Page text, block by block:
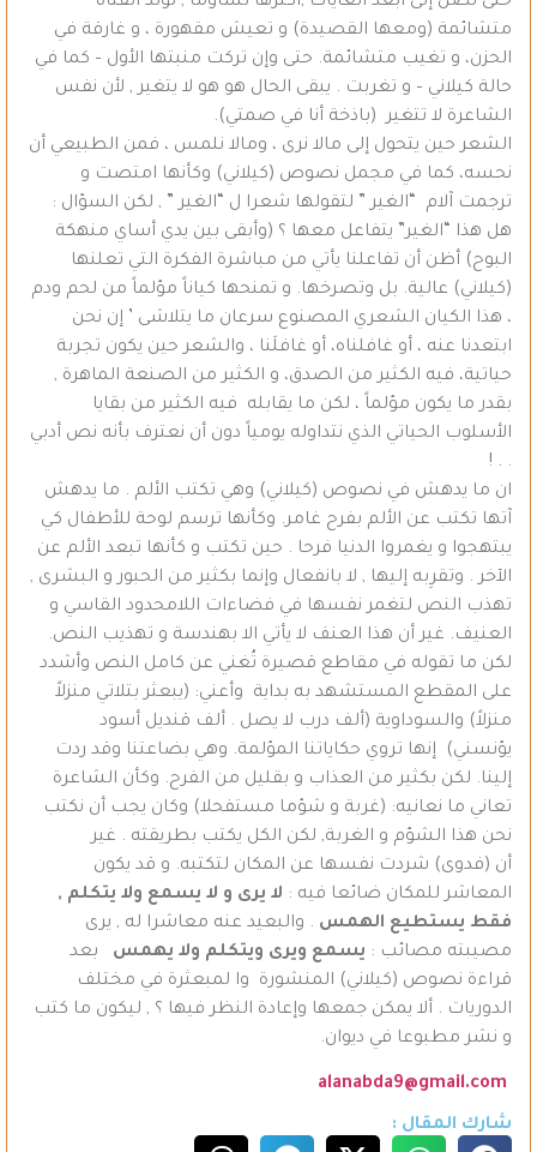
متشائمة (ومعها القصيدة) و تعيش مقهورة ، و غارقة في
الحزن، و تغيب متشائمة. حتى وإن تركت منبتها الأول – كما في
حالة كيلاني – و تغربت . يبقى الحال هو هو لا يتغير , لأن نفس
الشاعرة لا تتغير (باذخة أنا في صمتي).
الشعر حين يتحول إلى مالا نرى ، ومالا نلمس ، فمن الطبيعي أن
نحسه، كما في مجمل نصوص (كيلاني) وكأنها امتصت و
ترجمت آلام “الغير ” لتقولها شعرا ل “الغير ” , لكن السؤال :
هل هذا “الغير” يتفاعل معها ؟ (وأبقى بين يدي أساي منهكة
البوح) أظن أن تفاعلنا يأتي من مباشرة الفكرة التي تعلنها
(كيلاني) عالية. بل وتصرخها. و تمنحها كياناً مؤلماً من لحم ودم
، هذا الكيان الشعري المصنوع سرعان ما يتلاشى ’ إن نحن
ابتعدنا عنه ، أو غافلناه، أو غافلَنا ، والشعر حين يكون تجربة
حياتية، فيه الكثير من الصدق، و الكثير من الصنعة الماهرة ,
بقدر ما يكون مؤلماً ، لكن ما يقابله فيه الكثير من بقايا
الأسلوب الحياتي الذي نتداوله يومياً دون أن نعترف بأنه نص أدبي
. . !
ان ما يدهش في نصوص (كيلاني) وهي تكتب الألم . ما يدهش
آتها تكتب عن الألم بفرح غامر. وكأنها ترسم لوحة للأطفال كي
يبتهجوا و يغمروا الدنيا فرحا . حين تكتب و كأنها تبعد الألم عن
الآخر . وتقرِبه إليها , لا بانفعال وإنما بكثير من الحبور و البشرى ,
تهذب النص لتغمر نفسها في فضاءات اللامحدود القاسي و
العنيف. غير أن هذا العنف لا يأتي الا بهندسة و تهذيب النص.
لكن ما تقوله في مقاطع قصيرة تُغني عن كامل النص وأشدد
على المقطع المستشهد به بداية وأعني: (يبعثر بتلاتي منزلاً
منزلاً) والسوداوية (ألف درب لا يصل . ألف قنديل أسود
يؤنسني) إنها تروي حكاياتنا المؤلمة. وهي بضاعتنا وقد ردت
إلينا. لكن بكثير من العذاب و بقليل من الفرح. وكأن الشاعرة
تعاني ما نعانيه: (غربة و شؤما مستفحلا) وكان يجب أن نكتب
نحن هذا الشؤم و الغربة, لكن الكل يكتب بطريقته . غير
أن (فدوى) شردت نفسها عن المكان لتكتبه. و قد يكون
المعاشر للمكان ضائعا فيه : لا يرى و لا يسمع ولا يتكلم ,
فقط يستطيع الهمس . والبعيد عنه معاشرا له , يرى
مصيبته مصائب : يسمع ويرى ويتكلم ولا يهمس بعد
قراءة نصوص (كيلاني) المنشورة وا لمبعثرة في مختلف
الدوريات . ألا يمكن جمعها وإعادة النظر فيها ؟ , ليكون ما كتب
و نشر مطبوعا في ديوان.
alanabda9@gmail.com
شارك المقال :